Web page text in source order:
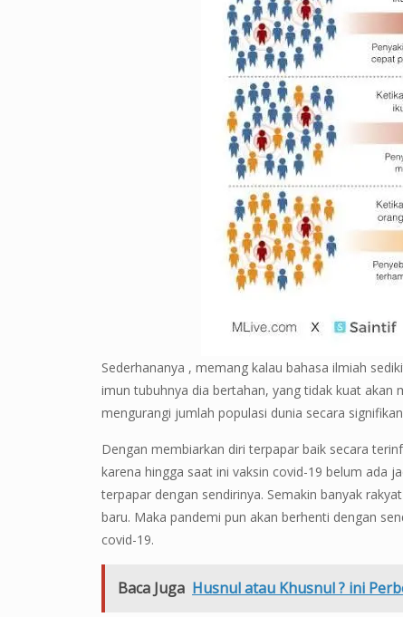
Sederhananya , memang kalau bahasa ilmiah
imun tubuhnya dia bertahan, yang tidak kuat akan
mengurangi jumlah populasi dunia secara
Dengan membiarkan diri terpapar baik secara
karena hingga saat ini vaksin covid-19 belum ada
terpapar dengan sendirinya. Semakin banyak
baru. Maka pandemi pun akan berhenti dengan
covid-19.
Baca Juga Husnul atau Khusnul ? ini